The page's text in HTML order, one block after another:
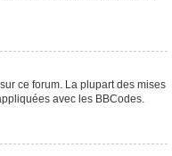
ce forum. La plupart des mises
avec les BBCodes.